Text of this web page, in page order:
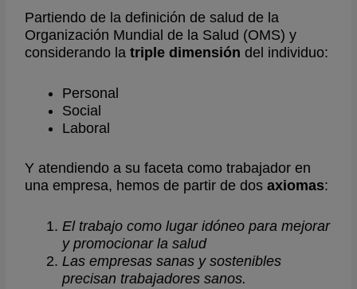
Partiendo de la definición de salud de la
Organización Mundial de la Salud (OMS) y
considerando la triple dimensión del individuo:
Personal
Social
Laboral
Y atendiendo a su faceta como trabajador en
una empresa, hemos de partir de dosaxiomas:
El trabajo como lugar idóneo para mejorar
y promocionar la salud
Las empresas sanas y sostenibles
precisan trabajadores sanos.